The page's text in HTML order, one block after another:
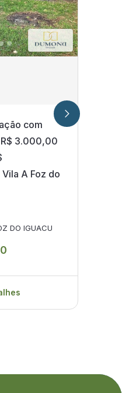
com
3.000,00
A Foz do
DO IGUACU